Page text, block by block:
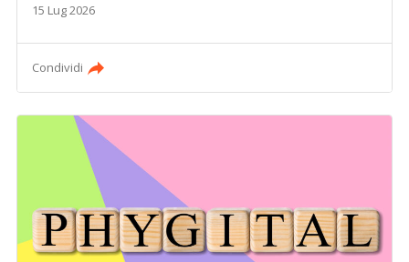
15 Lug 2026
Condividi